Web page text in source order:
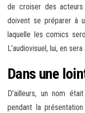
de croiser des
doivent se préparer à
laquelle les comics
L’audiovisuel, lui, en
Dans une
D’ailleurs, un nom
pendant la